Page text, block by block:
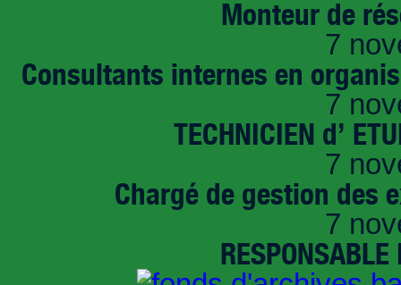
Monteur de
7
Consultants internes en
7
TECHNICIEN d’
7
Chargé de gestion des
7